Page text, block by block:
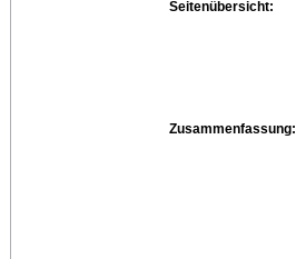
Seitenübersicht:
Zusammenfassung: